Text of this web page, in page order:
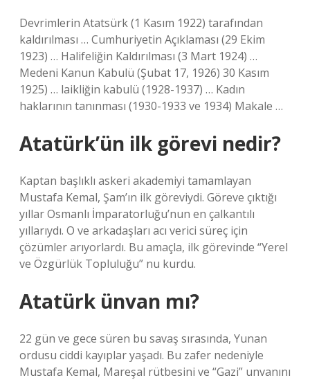
Devrimlerin Atatsürk (1 Kasım 1922) tarafından
kaldırılması … Cumhuriyetin Açıklaması (29 Ekim
1923) … Halifeliğin Kaldırılması (3 Mart 1924) …
Medeni Kanun Kabulü (Şubat 17, 1926) 30 Kasım
1925) … laikliğin kabulü (1928-1937) … Kadın
haklarının tanınması (1930-1933 ve 1934) Makale …
Atatürk’ün ilk görevi nedir?
Kaptan başlıklı askeri akademiyi tamamlayan
Mustafa Kemal, Şam’ın ilk göreviydi. Göreve çıktığı
yıllar Osmanlı İmparatorluğu’nun en çalkantılı
yıllarıydı. O ve arkadaşları acı verici süreç için
çözümler arıyorlardı. Bu amaçla, ilk görevinde “Yerel
ve Özgürlük Topluluğu” nu kurdu.
Atatürk ünvan mı?
22 gün ve gece süren bu savaş sırasında, Yunan
ordusu ciddi kayıplar yaşadı. Bu zafer nedeniyle
Mustafa Kemal, Mareşal rütbesini ve “Gazi” unvanını